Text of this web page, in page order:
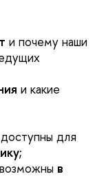
и почему наши
и какие
доступны для
;
возможны в